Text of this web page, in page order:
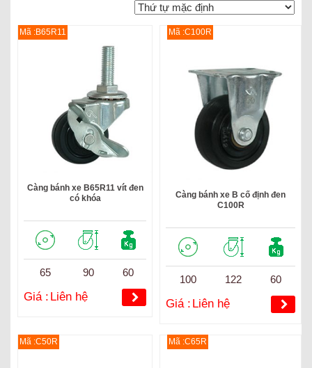
Mã :B65R11
Càng bánh xe B65R11 vít đen
có khóa
65 90 60
Giá : Liên hệ
Mã :C100R
Càng bánh xe B cố định đen
C100R
100 122 60
Giá : Liên hệ
Mã :C50R Mã :C65R